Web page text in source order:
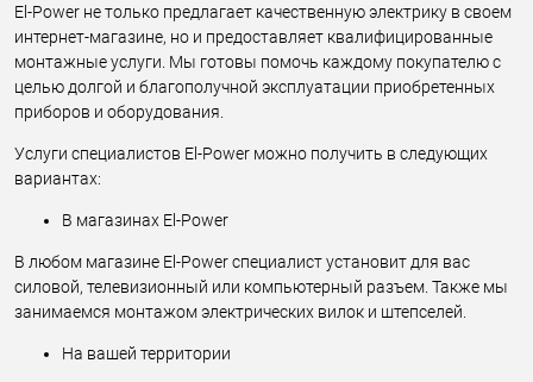
El-Power не только предлагает качественную электрику в своем
интернет-магазине, но и предоставляет квалифицированные
монтажные услуги. Мы готовы помочь каждому покупателю с
целью долгой и благополучной эксплуатации приобретенных
приборов и оборудования.
Услуги специалистов El-Power можно получить в следующих
вариантах:
В магазинах El-Power
В любом магазине El-Power специалист установит для вас
силовой, телевизионный или компьютерный разъем. Также мы
занимаемся монтажом электрических вилок и штепселей.
На вашей территории